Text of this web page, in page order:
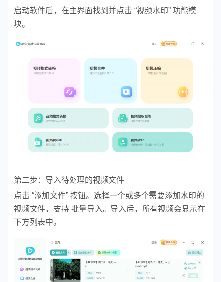
启动软件后，在主界面找到并点击 “视频水印” 功能模
块。
第二步：导入待处理的视频文件
点击 “添加文件” 按钮。 选择一个或多个需要添加水印的
视频文件，支持 批量导入。 导入后，所有视频会显示在
下方列表中。